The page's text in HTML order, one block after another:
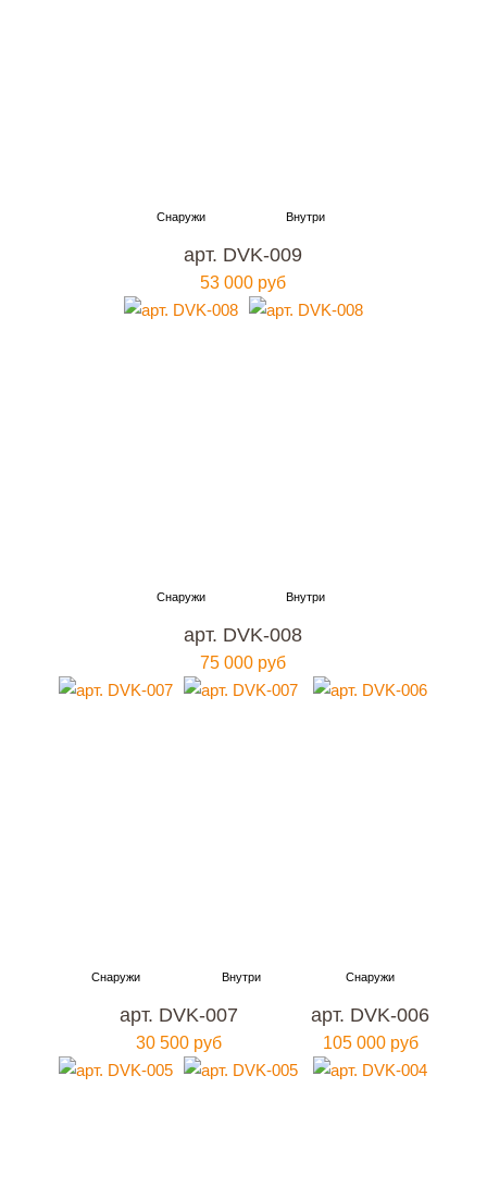
арт. DVK-009
53 000 руб
арт. DVK-008
75 000 руб
арт. DVK-007
30 500 руб
арт. DVK-006
105 000 руб